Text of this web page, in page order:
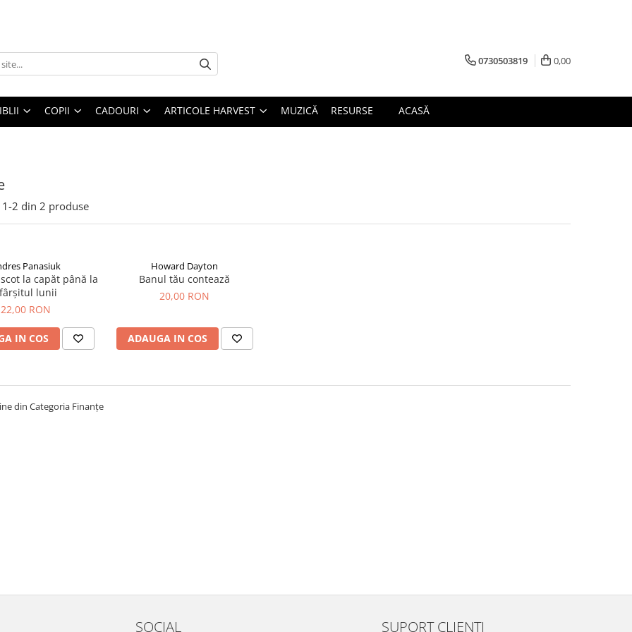
0730503819 0,00
COPII CADOURI ARTICOLE HARVEST MUZICĂ RESURSE ACASĂ
1-2 din 2 produse
Panasiuk
la capăt până la
lunii
22,00 RON
IN COS
Howard Dayton
Banul tău contează
20,00 RON
ADAUGA IN COS
din Categoria Finanțe
SOCIAL SUPORT CLIENTI